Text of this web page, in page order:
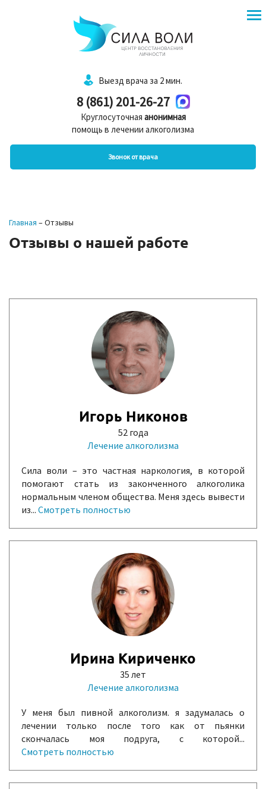
Выезд врача за 2 мин.
8 (861) 201-26-27
Круглосуточная анонимная
помощь в лечении алкоголизма
Звонок от врача
Главная –Отзывы
Отзывы о нашей работе
Игорь Никонов
52 года
Лечение алкоголизма
Сила воли – это частная наркология, в которой
помогают стать из законченного алкоголика
нормальным членом общества. Меня здесь вывести
из... Смотреть полностью
Ирина Кириченко
35 лет
Лечение алкоголизма
У меня был пивной алкоголизм. я задумалась о
лечении только после того как от пьянки
скончалась моя подруга, с которой...
Смотреть полностью